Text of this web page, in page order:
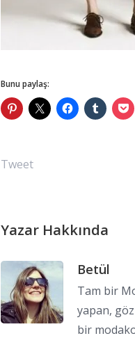
Bunu paylaş:
Tweet
Yazar Hakkında
Betül
Tam bir
yapan,
bir